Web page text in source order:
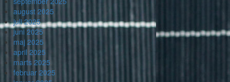
august 2025
juli 2025
juni 2025
maj 2025
april 2025
marts 2025
februar 2025